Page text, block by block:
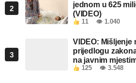
2
jednom u 625
(VIDEO)
11 👁 1.040
3
VIDEO: Mišljenje
prijedlogu
na javnim
objektima u FBiH
125 👁 3.548